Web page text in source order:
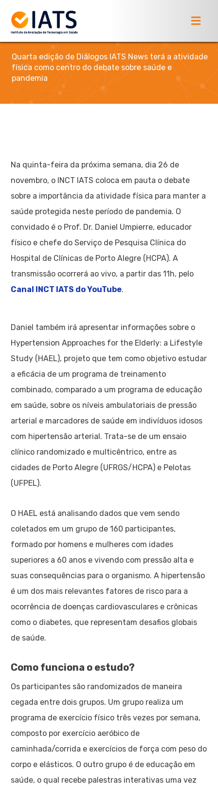
Quarta edição de Diálogos IATS News terá a atividade
física como centro do debate sobre saúde e
pandemia
Na quinta-feira da próxima semana, dia 26 de
novembro, o INCT IATS coloca em pauta o debate
sobre a importância da atividade física para manter a
saúde protegida neste período de pandemia. O
convidado é o Prof. Dr. Daniel Umpierre, educador
físico e chefe do Serviço de Pesquisa Clínica do
Hospital de Clínicas de Porto Alegre (HCPA). A
transmissão ocorrerá ao vivo, a partir das 11h, pelo
Canal INCT IATS do YouTube.
Daniel também irá apresentar informações sobre o
Hypertension Approaches for the Elderly: a Lifestyle
Study (HAEL), projeto que tem como objetivo estudar
a eficácia de um programa de treinamento
combinado, comparado a um programa de educação
em saúde, sobre os níveis ambulatoriais de pressão
arterial e marcadores de saúde em indivíduos idosos
com hipertensão arterial. Trata-se de um ensaio
clínico randomizado e multicêntrico, entre as
cidades de Porto Alegre (UFRGS/HCPA) e Pelotas
(UFPEL).
O HAEL está analisando dados que vem sendo
coletados em um grupo de 160 participantes,
formado por homens e mulheres com idades
superiores a 60 anos e vivendo com pressão alta e
suas consequências para o organismo. A hipertensão
é um dos mais relevantes fatores de risco para a
ocorrência de doenças cardiovasculares e crônicas
como o diabetes, que representam desafios globais
de saúde.
Como funciona o estudo?
Os participantes são randomizados de maneira
cegada entre dois grupos. Um grupo realiza um
programa de exercício físico três vezes por semana,
composto por exercício aeróbico de
caminhada/corrida e exercícios de força com peso do
corpo e elásticos. O outro grupo é de educação em
saúde, o qual recebe palestras interativas uma vez